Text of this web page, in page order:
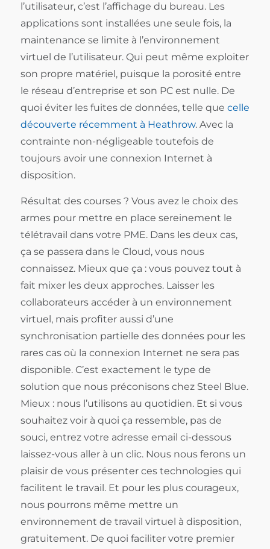
l’utilisateur, c’est l’affichage du bureau. Les
applications sont installées une seule fois, la
maintenance se limite à l’environnement
virtuel de l’utilisateur. Qui peut même exploiter
son propre matériel, puisque la porosité entre
le réseau d’entreprise et son PC est nulle. De
quoi éviter les fuites de données, telle que celle
découverte récemment à Heathrow. Avec la
contrainte non-négligeable toutefois de
toujours avoir une connexion Internet à
disposition.
Résultat des courses ? Vous avez le choix des
armes pour mettre en place sereinement le
télétravail dans votre PME. Dans les deux cas,
ça se passera dans le Cloud, vous nous
connaissez. Mieux que ça : vous pouvez tout à
fait mixer les deux approches. Laisser les
collaborateurs accéder à un environnement
virtuel, mais profiter aussi d’une
synchronisation partielle des données pour les
rares cas où la connexion Internet ne sera pas
disponible. C’est exactement le type de
solution que nous préconisons chez Steel Blue.
Mieux : nous l’utilisons au quotidien. Et si vous
souhaitez voir à quoi ça ressemble, pas de
souci, entrez votre adresse email ci-dessous
laissez-vous aller à un clic. Nous nous ferons un
plaisir de vous présenter ces technologies qui
facilitent le travail. Et pour les plus courageux,
nous pourrons même mettre un
environnement de travail virtuel à disposition,
gratuitement. De quoi faciliter votre premier